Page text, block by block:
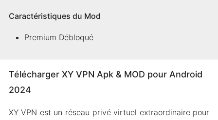
Caractéristiques du Mod
Premium Débloqué
Télécharger XY VPN Apk & MOD pour Android
2024
XY VPN est un réseau privé virtuel extraordinaire pour